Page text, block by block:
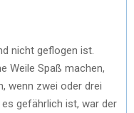
nicht geflogen ist.
Weile Spaß machen,
wenn zwei oder drei
gefährlich ist, war der